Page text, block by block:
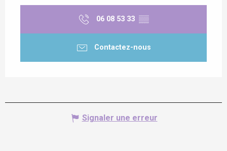
06 08 53 33 ▒▒
Contactez-nous
Signaler une erreur